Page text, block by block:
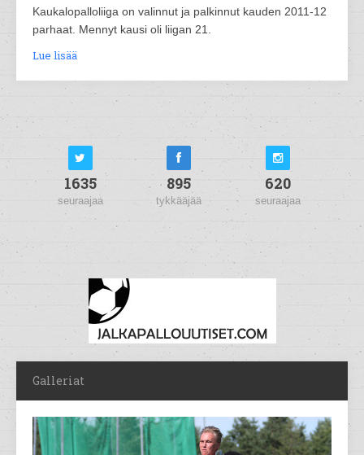
Kaukalopalloliiga on valinnut ja palkinnut kauden 2011-12
parhaat. Mennyt kausi oli liigan 21.
Lue lisää
1635
seuraajaa
895
tykkääjää
620
seuraajaa
Galleriat